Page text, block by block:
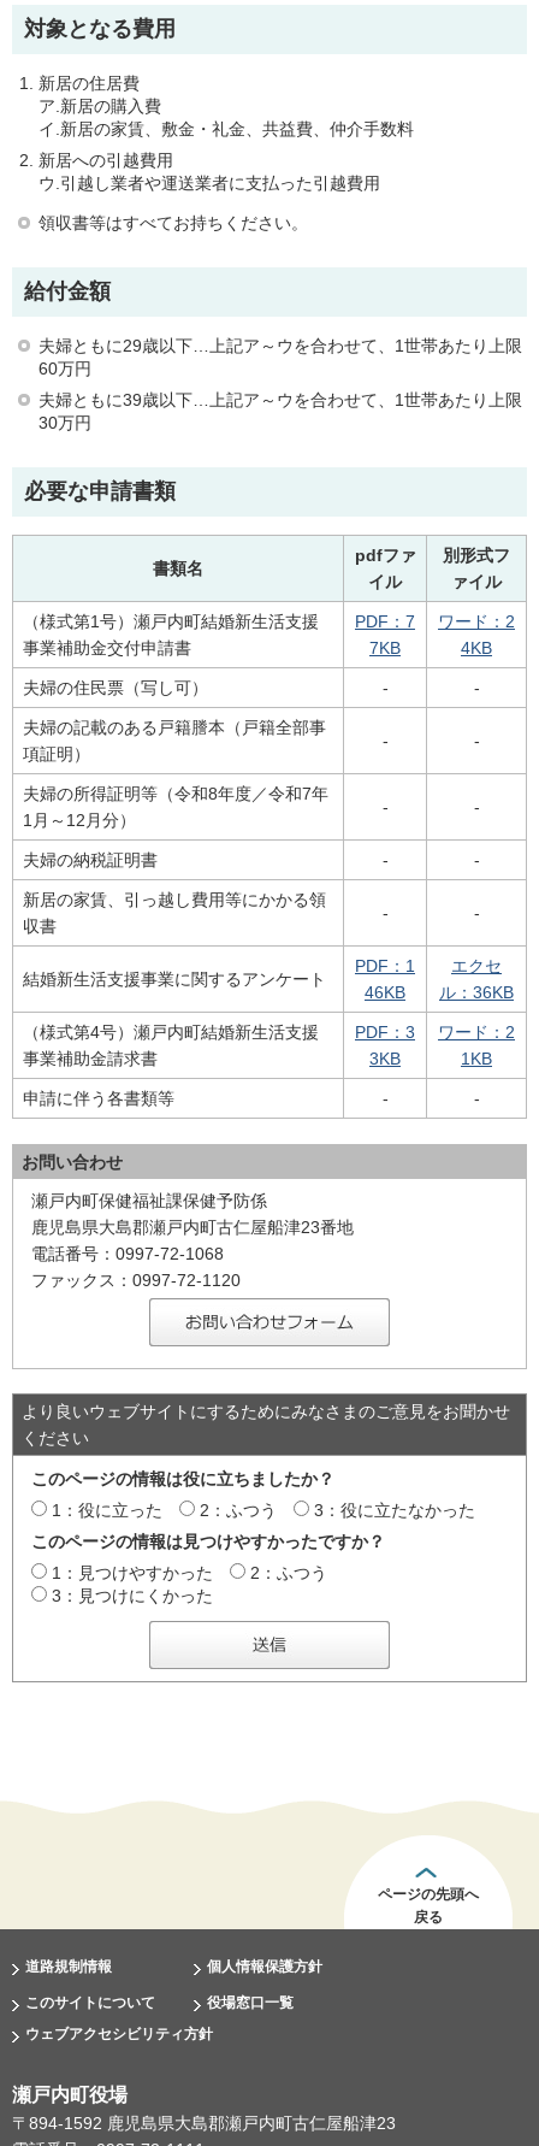
対象となる費用
新居の住居費
ア.新居の購入費
イ.新居の家賃、敷金・礼金、共益費、仲介手数料
新居への引越費用
ウ.引越し業者や運送業者に支払った引越費用
領収書等はすべてお持ちください。
給付金額
夫婦ともに29歳以下…上記ア～ウを合わせて、1世帯あたり上限
60万円
夫婦ともに39歳以下…上記ア～ウを合わせて、1世帯あたり上限
30万円
必要な申請書類
書類名
pdfファ
イル
別形式フ
ァイル
（様式第1号）瀬戸内町結婚新生活支援
事業補助金交付申請書
PDF：7
7KB
ワード：2
4KB
夫婦の住民票（写し可） - -
夫婦の記載のある戸籍謄本（戸籍全部事
項証明）
- -
夫婦の所得証明等（令和8年度／令和7年
1月～12月分）
- -
夫婦の納税証明書 - -
新居の家賃、引っ越し費用等にかかる領
収書
- -
結婚新生活支援事業に関するアンケート
PDF：1
46KB
エクセ
ル：36KB
（様式第4号）瀬戸内町結婚新生活支援
事業補助金請求書
PDF：3
3KB
ワード：2
1KB
申請に伴う各書類等 - -
お問い合わせ
瀬戸内町保健福祉課保健予防係
鹿児島県大島郡瀬戸内町古仁屋船津23番地
電話番号：0997-72-1068
ファックス：0997-72-1120
より良いウェブサイトにするためにみなさまのご意見をお聞かせ
ください
このページの情報は役に立ちましたか？
1：役に立った
2：ふつう
3：役に立たなかった
このページの情報は見つけやすかったですか？
1：見つけやすかった
2：ふつう
3：見つけにくかった
ページの先頭へ
戻る
道路規制情報 個人情報保護方針
このサイトについて
役場窓口一覧
ウェブアクセシビリティ方針
瀬戸内町役場
〒894-1592 鹿児島県大島郡瀬戸内町古仁屋船津23